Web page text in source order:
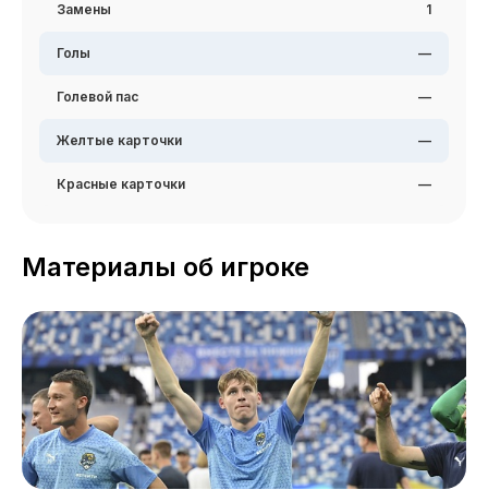
Замены 1
Голы —
Голевой пас —
Желтые карточки —
Красные карточки —
Материалы об игроке